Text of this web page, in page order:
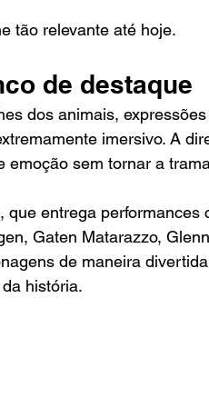
tão relevante até hoje.
de destaque
dos animais,
imersivo. A
emoção sem tornar a
que entrega
Gaten Matarazzo,
de maneira
história.